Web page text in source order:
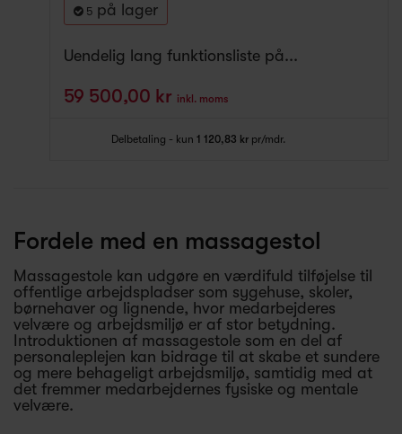
5 på lager
Uendelig lang funktionsliste på...
59 500,00 kr inkl. moms
Delbetaling - kun 1 120,83 kr pr/mdr.
Fordele med en massagestol
Massagestole kan udgøre en værdifuld tilføjelse til
offentlige arbejdspladser som sygehuse, skoler,
børnehaver og lignende, hvor medarbejderes
velvære og arbejdsmiljø er af stor betydning.
Introduktionen af massagestole som en del af
personaleplejen kan bidrage til at skabe et sundere
og mere behageligt arbejdsmiljø, samtidig med at
det fremmer medarbejdernes fysiske og mentale
velvære.